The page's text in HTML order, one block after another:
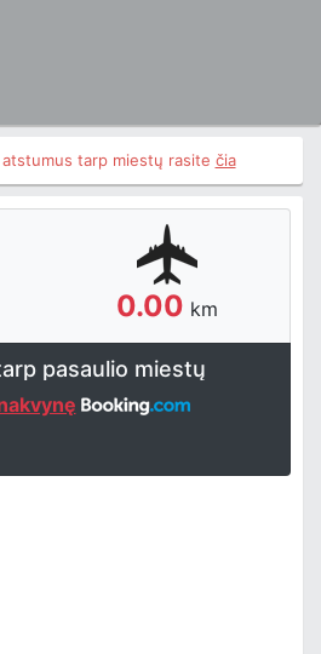
tarp miestų rasite čia
0.00 km
pasaulio miestų